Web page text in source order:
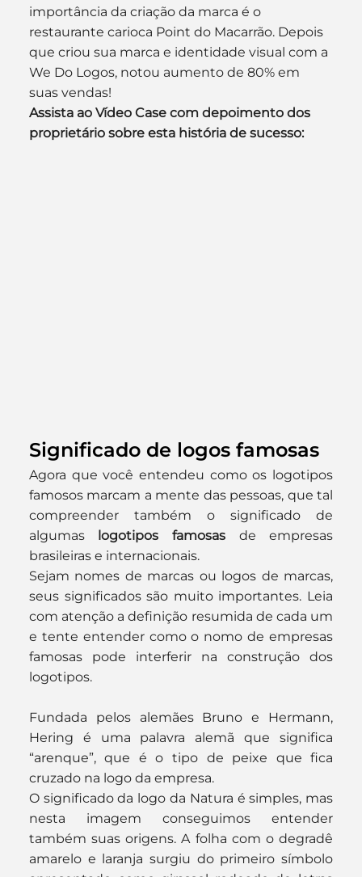
importância da criação da marca é o
restaurante carioca Point do Macarrão. Depois
que criou sua marca e identidade visual com a
We Do Logos, notou aumento de 80% em
suas vendas!
Assista ao Vídeo Case com depoimento dos
proprietário sobre esta história de sucesso:
Significado de logos famosas
Agora que você entendeu como os logotipos
famosos marcam a mente das pessoas, que tal
compreender também o significado de
algumas logotipos famosas de empresas
brasileiras e internacionais.
Sejam nomes de marcas ou logos de marcas,
seus significados são muito importantes. Leia
com atenção a definição resumida de cada um
e tente entender como o nomo de empresas
famosas pode interferir na construção dos
logotipos.
Fundada pelos alemães Bruno e Hermann,
Hering é uma palavra alemã que significa
“arenque”, que é o tipo de peixe que fica
cruzado na logo da empresa.
O significado da logo da Natura é simples, mas
nesta imagem conseguimos entender
também suas origens. A folha com o degradê
amarelo e laranja surgiu do primeiro símbolo